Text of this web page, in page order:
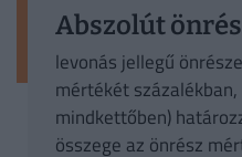
Abszolút
levonás jellegű
mértékét
mindkettőben)
összege az önrész